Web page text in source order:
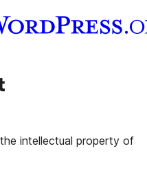
অ্যাকাউন্ট দেখুন
intellectual property of